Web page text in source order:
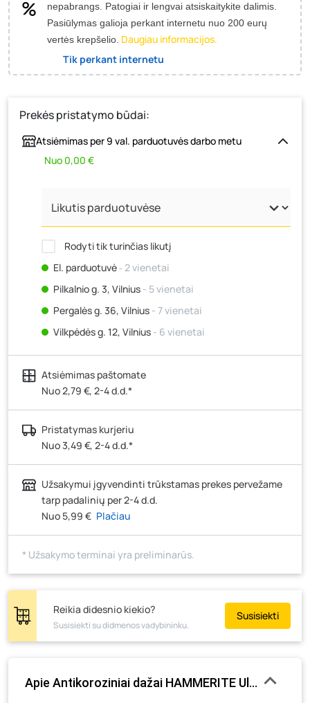
nepabrangs. Patogiai ir lengvai atsiskaitykite dalimis.
Pasiūlymas galioja perkant internetu nuo 200 eurų
vertės krepšelio. Daugiau informacijos.
Tik perkant internetu
Prekės pristatymo būdai:
Atsiėmimas per 9 val. parduotuvės darbo metu
Nuo 0,00 €
Rodyti tik turinčias likutį
El. parduotuvė‐ 2 vienetai
Pilkalnio g. 3, Vilnius - 5 vienetai
Pergalės g. 36, Vilnius - 7 vienetai
Vilkpėdės g. 12, Vilnius - 6 vienetai
Ateities g. 15, Vilnius- 6 vienetai
Kauno r., Narsiečių k., Vytauto g. 183, Kaunas
vienetai
Šilutės pl. 83A, Klaipėda- 5 vienetai
Pramonės g. 7, Šiauliai
Klaipėdos g. 170R, Panevėžys
J. Basanavičiaus g. 6, Utena
Novočėbės k. 3, Kėdainiai
Skuodo g. 41, Mažeikiai- 4 vienetai
Žemaičių g. 2, Raseiniai
Pramonės g. 6E, Šilutė- 6 vienetai
Gedimino g. 54, Tauragė- 0 vienetų
Veteranų g. 11, Visaginas - 7 vienetai
Atsiėmimas paštomate
Nuo 2,79 €, 2-4 d.d.*
Pristatymas kurjeriu
Nuo 3,49 €, 2-4 d.d.*
Užsakymui įgyvendinti trūkstamas prekes pervežame
tarp padalinių per 2-4 d.d.
Nuo 5,99 € Plačiau
* Užsakymo terminai yra preliminarūs.
Reikia didesnio kiekio?
Susisiekti su didmenos vadybininku.
Susisiekti
Apie Antikoroziniai dažai HAMMERITE Ultima, 0,7